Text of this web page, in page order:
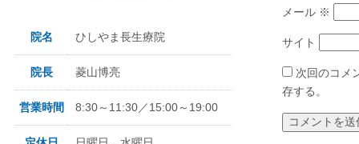
メール ※
サイト
次回のコメ
存する。
院名 ひしやま長生療院
院長 菱山博亮
営業時間 8:30～11:30／15:00～19:00